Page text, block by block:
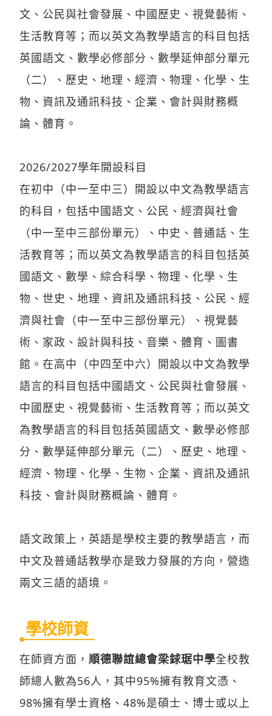
文、公民與社會發展、中國歷史、視覺藝術、
生活教育等；而以英文為教學語言的科目包括
英國語文、數學必修部分、數學延伸部分單元
（二）、歷史、地理、經濟、物理、化學、生
物、資訊及通訊科技、企業、會計與財務概
論、體育。
2026/2027學年開設科目
在初中（中一至中三）開設以中文為教學語言
的科目，包括中國語文、公民、經濟與社會
（中一至中三部份單元）、中史、普通話、生
活教育等；而以英文為教學語言的科目包括英
國語文、數學、綜合科學、物理、化學、生
物、世史、地理、資訊及通訊科技、公民、經
濟與社會（中一至中三部份單元）、視覺藝
術、家政、設計與科技、音樂、體育、圖書
館。在高中（中四至中六）開設以中文為教學
語言的科目包括中國語文、公民與社會發展、
中國歷史、視覺藝術、生活教育等；而以英文
為教學語言的科目包括英國語文、數學必修部
分、數學延伸部分單元（二）、歷史、地理、
經濟、物理、化學、生物、企業、資訊及通訊
科技、會計與財務概論、體育。
語文政策上，英語是學校主要的教學語言，而
中文及普通話教學亦是致力發展的方向，營造
兩文三語的語境。
學校師資
在師資方面， 順德聯誼總會梁銶琚中學全校教
師總人數為56人，其中95%擁有教育文憑、
98%擁有學士資格、48%是碩士、博士或以上